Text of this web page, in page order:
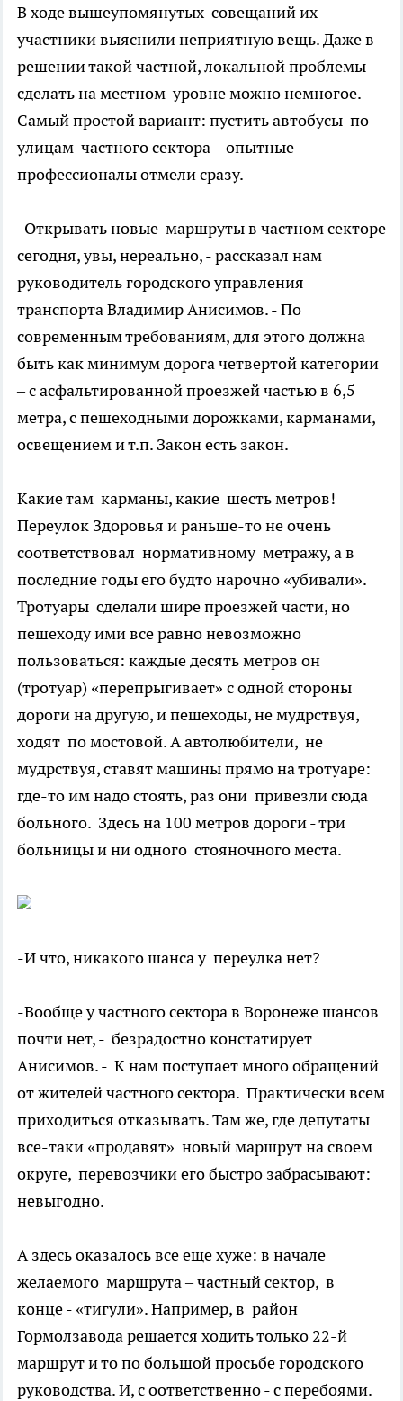
В ходе вышеупомянутых совещаний их
участники выяснили неприятную вещь. Даже в
решении такой частной, локальной проблемы
сделать на местном уровне можно немногое.
Самый простой вариант: пустить автобусы по
улицам частного сектора – опытные
профессионалы отмели сразу.
-Открывать новые маршруты в частном секторе
сегодня, увы, нереально, - рассказал нам
руководитель городского управления
транспорта Владимир Анисимов. - По
современным требованиям, для этого должна
быть как минимум дорога четвертой категории
– с асфальтированной проезжей частью в 6,5
метра, с пешеходными дорожками, карманами,
освещением и т.п. Закон есть закон.
Какие там карманы, какие шесть метров!
Переулок Здоровья и раньше-то не очень
соответствовал нормативному метражу, а в
последние годы его будто нарочно «убивали».
Тротуары сделали шире проезжей части, но
пешеходу ими все равно невозможно
пользоваться: каждые десять метров он
(тротуар) «перепрыгивает» с одной стороны
дороги на другую, и пешеходы, не мудрствуя,
ходят по мостовой. А автолюбители, не
мудрствуя, ставят машины прямо на тротуаре:
где-то им надо стоять, раз они привезли сюда
больного. Здесь на 100 метров дороги - три
больницы и ни одного стояночного места.
-И что, никакого шанса у переулка нет?
-Вообще у частного сектора в Воронеже шансов
почти нет, - безрадостно констатирует
Анисимов. - К нам поступает много обращений
от жителей частного сектора. Практически всем
приходиться отказывать. Там же, где депутаты
все-таки «продавят» новый маршрут на своем
округе, перевозчики его быстро забрасывают:
невыгодно.
А здесь оказалось все еще хуже: в начале
желаемого маршрута – частный сектор, в
конце - «тигули». Например, в район
Гормолзавода решается ходить только 22-й
маршрут и то по большой просьбе городского
руководства. И, с оответственно - с перебоями.